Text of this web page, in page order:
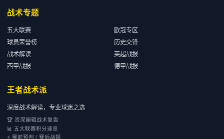
战术专题
五大联赛
欧冠专区
球员荣誉榜
历史交锋
战术解读
英超战报
西甲战报
德甲战报
王者战术派
深度战术解读，专业球迷之选
🏆 资深编辑战术复盘
📊 五大联赛积分速览
⚡ 赛前预判 / 赛后战报